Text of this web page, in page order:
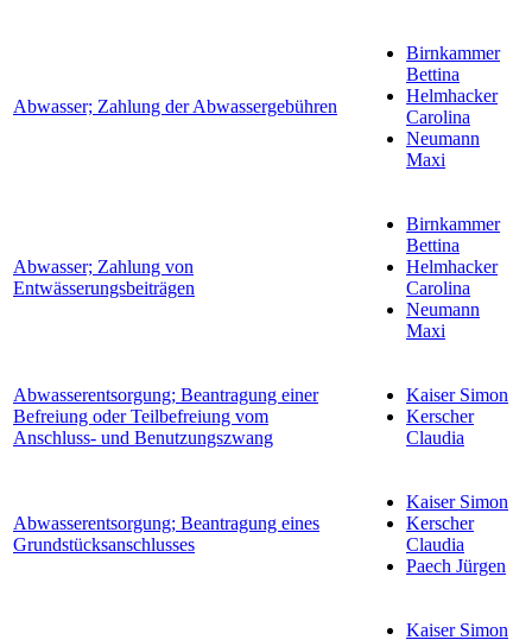
Abwasser; Zahlung der Abwassergebühren
Birnkammer
Bettina
Helmhacker
Carolina
Neumann
Maxi
Abwasser; Zahlung von
Entwässerungsbeiträgen
Birnkammer
Bettina
Helmhacker
Carolina
Neumann
Maxi
Abwasserentsorgung; Beantragung einer
Befreiung oder Teilbefreiung vom
Anschluss- und Benutzungszwang
Kaiser Simon
Kerscher
Claudia
Abwasserentsorgung; Beantragung eines
Grundstücksanschlusses
Kaiser Simon
Kerscher
Claudia
Paech Jürgen
Kaiser Simon